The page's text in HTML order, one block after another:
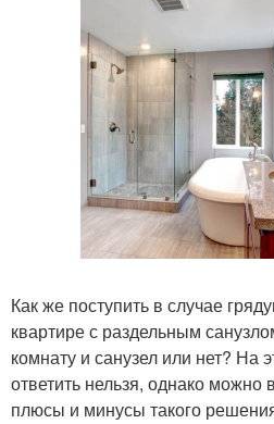
Как же поступить в случае
квартире с раздельным
комнату и санузел или нет? На
ответить нельзя, однако
плюсы и минусы такого